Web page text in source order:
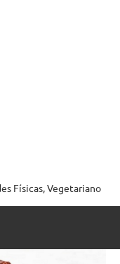
Físicas, Vegetariano